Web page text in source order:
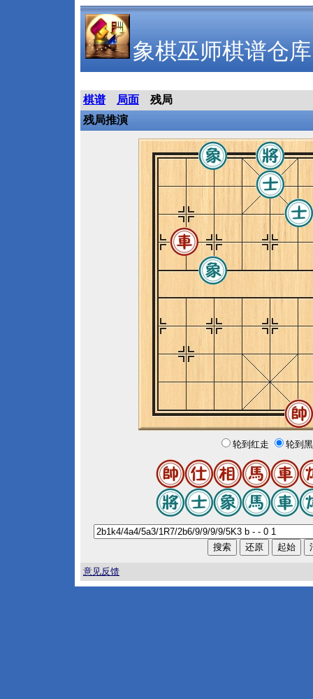
象棋巫师棋谱仓库
棋谱 局面
残局
残局推演
轮到红走 轮到
意见反馈